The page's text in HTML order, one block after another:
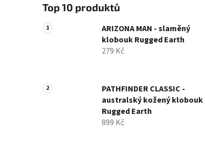
Top 10 produktů
ARIZONA MAN - slaměný
klobouk Rugged Earth
279 Kč
PATHFINDER CLASSIC -
australský kožený klobouk
Rugged Earth
899 Kč